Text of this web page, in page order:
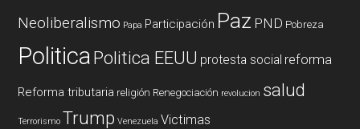
Neoliberalismo Papa Participación Paz PND Pobreza
PoliticaPolitica EEUU protesta social reforma
Reforma tributaria religión Renegociación revolucion salud
Terrorismo Trump Venezuela Victimas